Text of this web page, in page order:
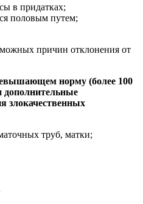
в придатках;
половым путем;
причин отклонения от
норму (более 100
дополнительные
злокачественных
труб, матки;